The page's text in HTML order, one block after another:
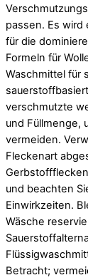
passen. Es wird
für die
Formeln für
Waschmittel für
verschmutzte
und Füllmenge,
vermeiden.
Fleckenart
und beachten
Einwirkzeiten.
Wäsche
Betracht;